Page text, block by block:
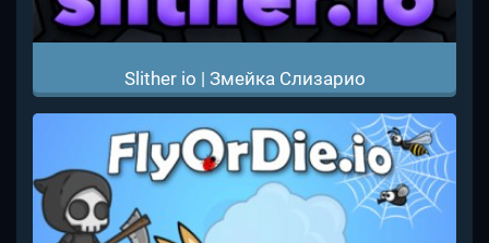
Slither io | Змейка Слизарио